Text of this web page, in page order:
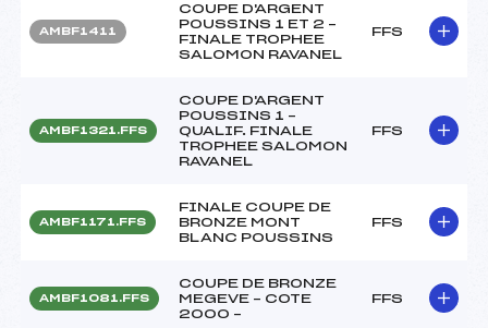
AMBF1411
COUPE D'ARGENT
POUSSINS 1 ET 2 –
FINALE TROPHEE
SALOMON RAVANEL
FFS
AMBF1321.FFS
COUPE D'ARGENT
POUSSINS 1 –
QUALIF. FINALE
TROPHEE SALOMON
RAVANEL
FFS
AMBF1171.FFS
FINALE COUPE DE
BRONZE MONT
BLANC POUSSINS
FFS
AMBF1081.FFS
COUPE DE BRONZE
MEGEVE – COTE
2000 –
FFS